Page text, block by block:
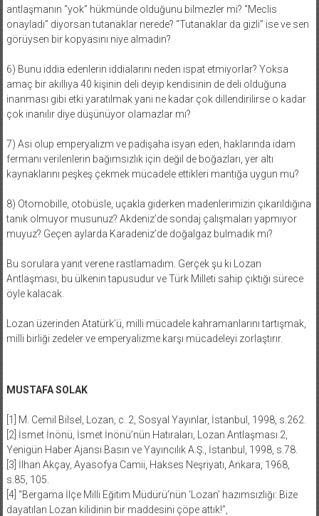
antlaşmanın “yok” hükmünde olduğunu bilmezler mi? “Meclis
onayladı” diyorsan tutanaklar nerede? “Tutanaklar da gizli” ise ve sen
görüysen bir kopyasını niye almadın?
6) Bunu iddia edenlerin iddialarını neden ispat etmiyorlar? Yoksa
amaç bir akıllıya 40 kişinin deli deyip kendisinin de deli olduğuna
inanması gibi etki yaratılmak yani ne kadar çok dillendirilirse o kadar
çok inanılır diye düşünüyor olamazlar mı?
7) Asi olup emperyalizm ve padişaha isyan eden, haklarında idam
fermanı verilenlerin bağımsızlık için değil de boğazları, yer altı
kaynaklarını peşkeş çekmek mücadele ettikleri mantığa uygun mu?
8) Otomobille, otobüsle, uçakla giderken madenlerimizin çıkarıldığına
tanık olmuyor musunuz? Akdeniz’de sondaj çalışmaları yapmıyor
muyuz? Geçen aylarda Karadeniz’de doğalgaz bulmadık mı?
Bu sorulara yanıt verene rastlamadım. Gerçek şu ki Lozan
Antlaşması, bu ülkenin tapusudur ve Türk Milleti sahip çıktığı sürece
öyle kalacak.
Lozan üzerinden Atatürk’ü, milli mücadele kahramanlarını tartışmak,
milli birliği zedeler ve emperyalizme karşı mücadeleyi zorlaştırır.
MUSTAFA SOLAK
[1] M. Cemil Bilsel, Lozan, c. 2, Sosyal Yayınlar, İstanbul, 1998, s.262.
[2] İsmet İnönü, İsmet İnönü’nün Hatıraları, Lozan Antlaşması 2,
Yenigün Haber Ajansı Basın ve Yayıncılık A.Ş., İstanbul, 1998, s.78.
[3] İlhan Akçay, Ayasofya Camii, Hakses Neşriyatı, Ankara, 1968,
s.85, 105.
[4] “Bergama İlçe Milli Eğitim Müdürü’nün ‘Lozan’ hazımsızlığı: Bize
dayatılan Lozan kilidinin bir maddesini çöpe attık!”,